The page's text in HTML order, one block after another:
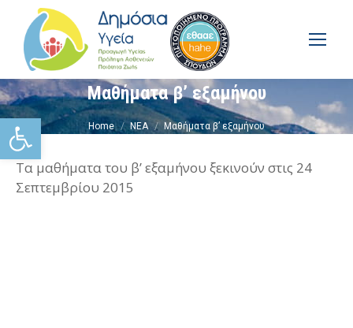
Ανοίξτε τη γραμμή
Μαθήματα β’ εξαμήνου
You are here:
Home ΝΕΑ Μαθήματα β’ εξαμήνου
Τα μαθήματα του β’ εξαμήνου ξεκινούν στις 24
Σεπτεμβρίου 2015